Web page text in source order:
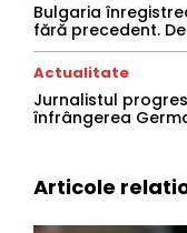
Bulgaria
fără precedent.
Actualitate
Jurnalistul
înfrângerea
Articole